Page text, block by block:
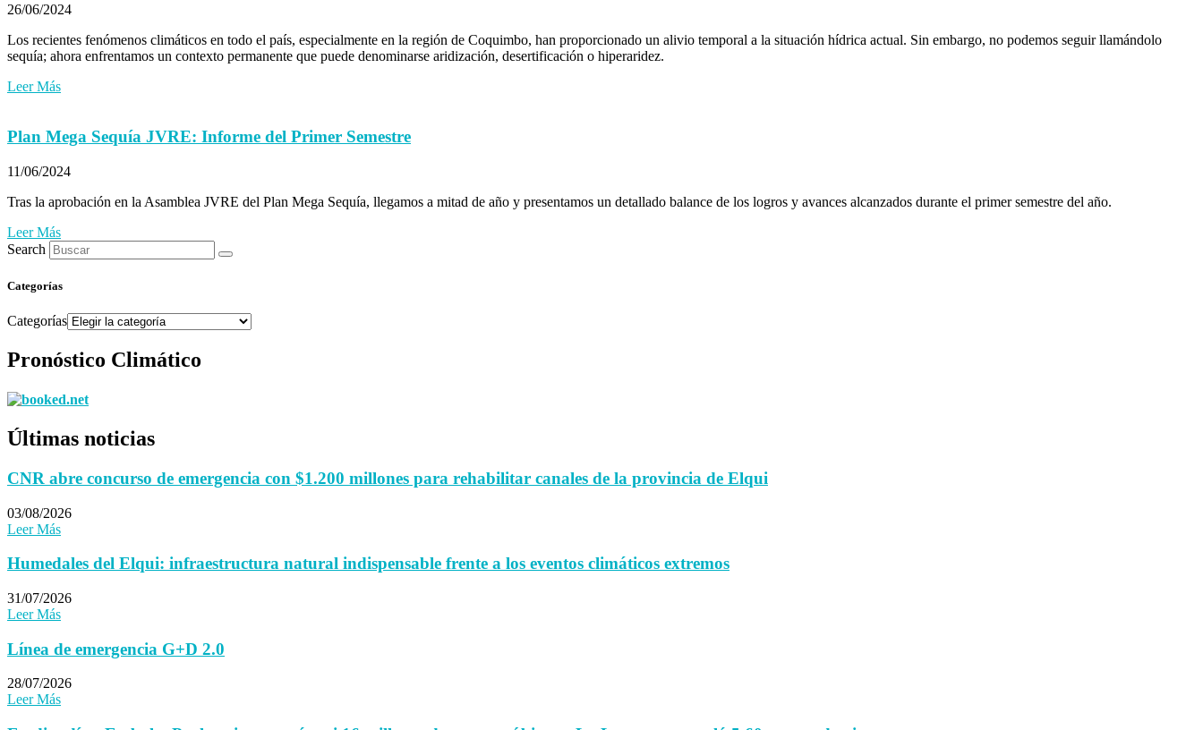
26/06/2024
Los recientes fenómenos climáticos en todo el país, especialmente en la región de Coquimbo, han proporcionado un alivio temporal a la situación hídrica actual. Sin embargo, no podemos seguir llamándolo
sequía; ahora enfrentamos un contexto permanente que puede denominarse aridización, desertificación o hiperaridez.
Leer Más
Plan Mega Sequía JVRE: Informe del Primer Semestre
11/06/2024
Tras la aprobación en la Asamblea JVRE del Plan Mega Sequía, llegamos a mitad de año y presentamos un detallado balance de los logros y avances alcanzados durante el primer semestre del año.
Leer Más
Search
Categorías
Categorías
Pronóstico Climático
Últimas noticias
CNR abre concurso de emergencia con $1.200 millones para rehabilitar canales de la provincia de Elqui
03/08/2026
Leer Más
Humedales del Elqui: infraestructura natural indispensable frente a los eventos climáticos extremos
31/07/2026
Leer Más
Línea de emergencia G+D 2.0
28/07/2026
Leer Más